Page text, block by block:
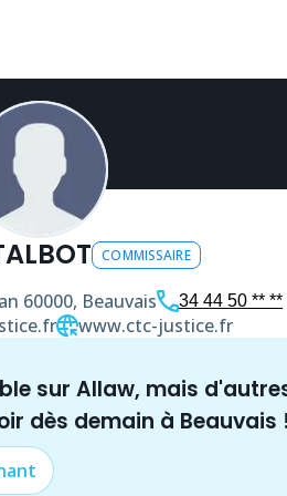
COMMISSAIRE
60000, Beauvais 34 44 50 ** **
www.ctc-justice.fr
sur Allaw, mais
dès demain à Beauvais